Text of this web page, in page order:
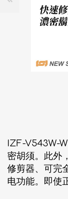
IZF-V543W-
密胡须。此外
修剪器、可完
电功能。即使